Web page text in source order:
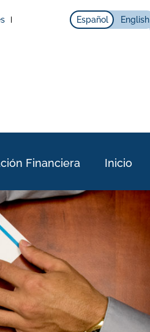
Español English
Financiera Inicio